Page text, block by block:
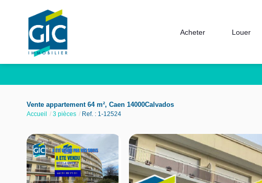
Acheter Louer
Vente appartement 64 m², Caen 14000Calvados
Accueil 3 pièces Ref. : 1-12524